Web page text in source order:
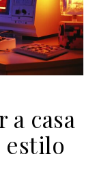
a casa
estilo